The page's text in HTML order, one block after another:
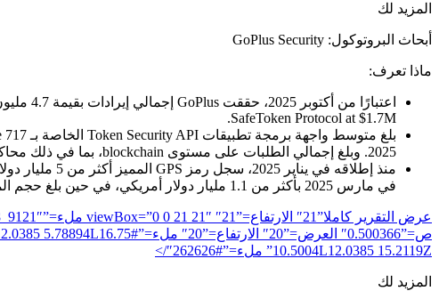
المزيد لك
أبحاث البروتوكول: GoPlus Security
ماذا تعرف:
SafeToken Protocol at $1.7M.
2025. وبلغ إجمالي الطلبات على مستوى blockchain، بما في ذلك محاكاة المعاملات، متوسط ​​350 مليونًا إضافيًا شهريًا.
في مارس 2025 بأكثر من 1.1 مليار دولار أمريكي، في حين بلغ حجم المشتقات ذروته في نفس الشهر بأكثر من 4 مليار دولار أمريكي.
ص=”0.500366″ العرض=”20″ الارتفاع=”20″ ملء=”#D9D9D9″/>
5.78894L16.75
10.5004L12.0385 15.2119Z” ملء=”#262626″/>
المزيد لك